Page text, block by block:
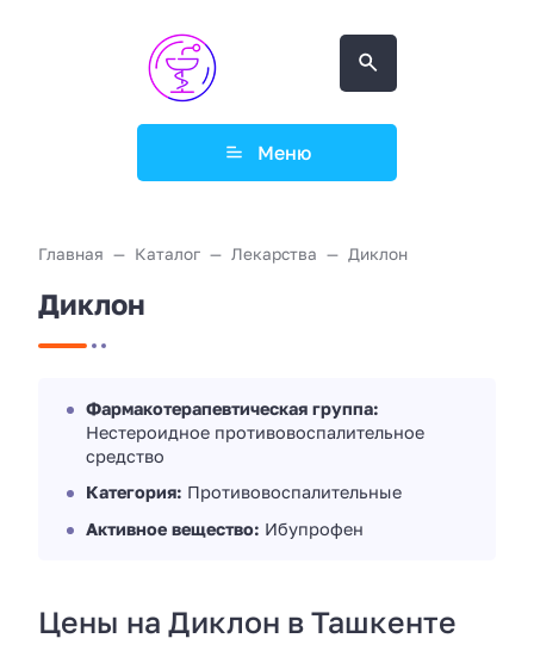
Меню
Главная Каталог Лекарства Диклон
Диклон
Фармакотерапевтическая группа:
Нестероидное противовоспалительное
средство
Категория: Противовоспалительные
Активное вещество: Ибупрофен
Цены на Диклон в Ташкенте